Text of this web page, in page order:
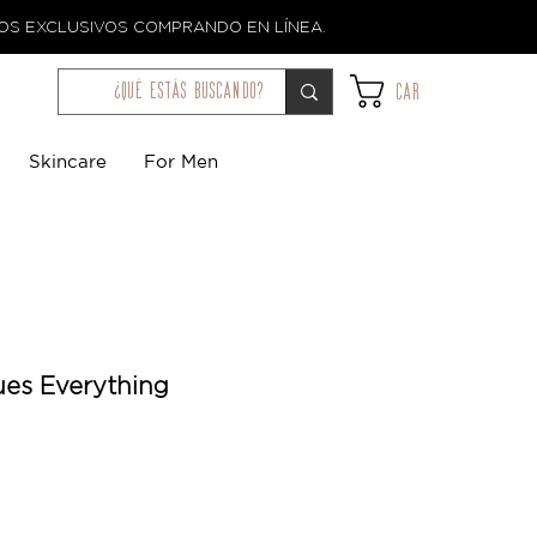
EXCLUSIVOS COMPRANDO EN LÍNEA.
¿qué estás buscando? Car
Skincare For Men
Everything